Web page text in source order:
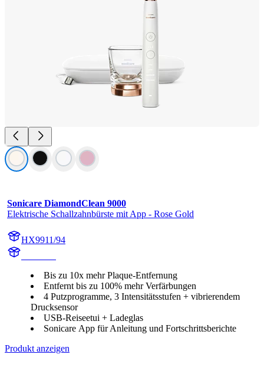
Sonicare DiamondClean 9000
Elektrische Schallzahnbürste mit App - Rose Gold
HX9911/94
Bis zu 10x mehr Plaque-Entfernung
Entfernt bis zu 100% mehr Verfärbungen
4 Putzprogramme, 3 Intensitätsstufen + vibrierendem
Drucksensor
USB-Reiseetui + Ladeglas
Sonicare App für Anleitung und Fortschrittsberichte
Produkt anzeigen